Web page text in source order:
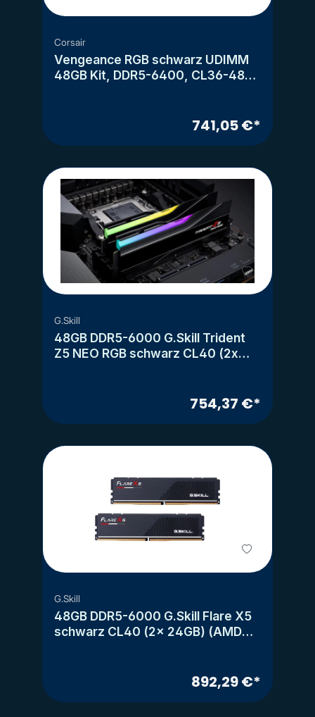
Corsair
Vengeance RGB schwarz UDIMM
48GB Kit, DDR5-6400, CL36-48-
741,05 €*
G.Skill
48GB DDR5-6000 G.Skill Trident
Z5 NEO RGB schwarz CL40 (2x
754,37 €*
G.Skill
48GB DDR5-6000 G.Skill Flare X5
schwarz CL40 (2x 24GB) (AMD
892,29 €*